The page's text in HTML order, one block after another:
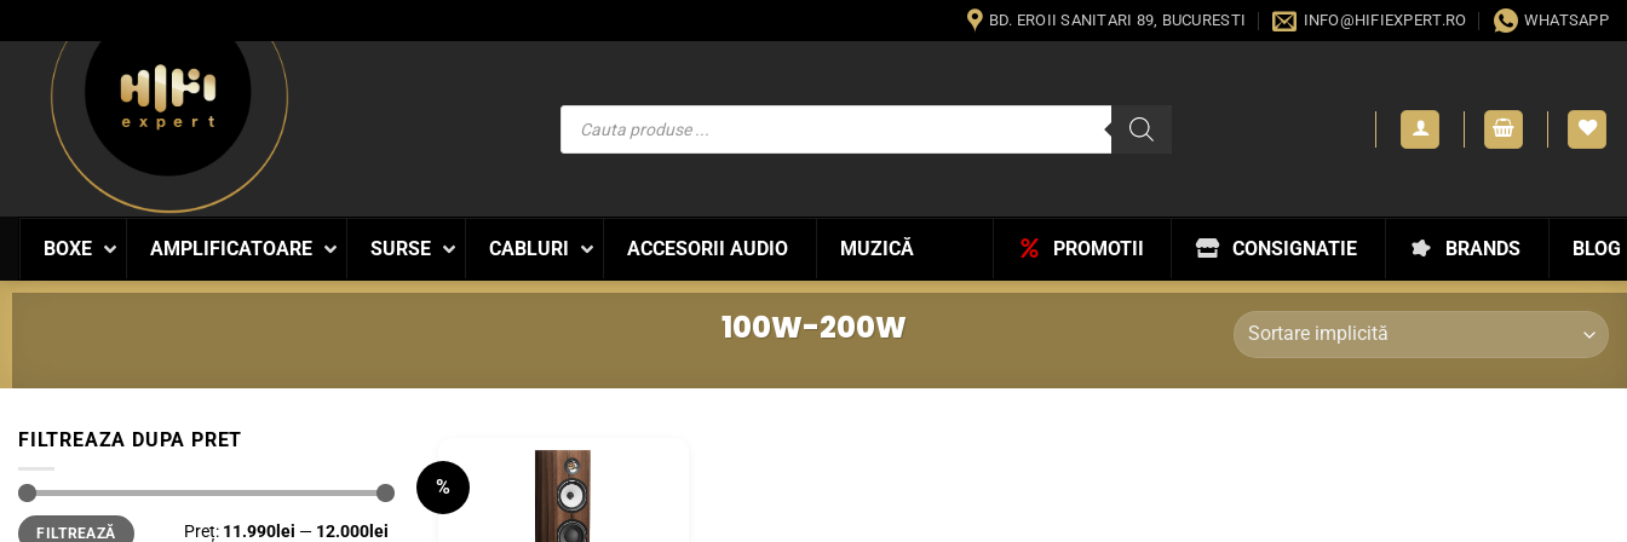
to
content
BD. EROII SANITARI 89, BUCURESTI INFO@HIFIEXPERT.RO WHATSAPP
Products
search
BOXE AMPLIFICATOARE SURSE CABLURI ACCESORII AUDIO MUZICĂ BLOG
BRANDS
CONSIGNATIE
PROMOTII
100W-200W
FILTREAZA DUPA PRET
Preț
minim
Preț
maximFILTREAZĂ Preț: 11.990lei — 12.000lei
%